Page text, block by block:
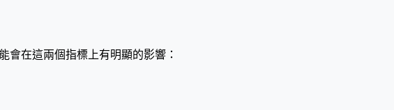
會在這兩個指標上有明顯的影響：